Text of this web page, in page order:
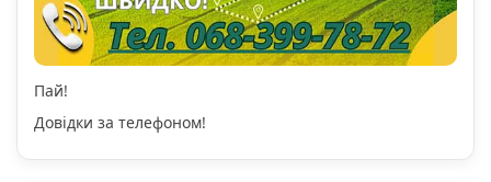
Пай!
Довідки за телефоном!